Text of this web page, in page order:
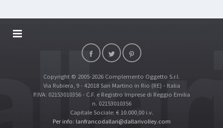
DALLARIVOLLEY SOSTIENE
TOP RICERCHE
SITE MAP
Copyright © 2005-2026 Complemento Oggetto S.r.l.
Via Rubiera, 9 - 42018 San Martino in Rio (RE) - Italia
P.IVA: 02153010356 - C.F. e Registro Imprese di Reggio Emilia
n. 02153010356
Capitale Sociale: € 10.000,00 i.v.
Per info: lanfrancodallari@dallarivolley.com